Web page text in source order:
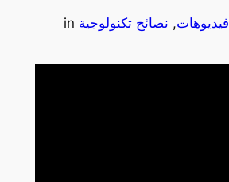
in فيديوهات, نصائح تكنولوجية